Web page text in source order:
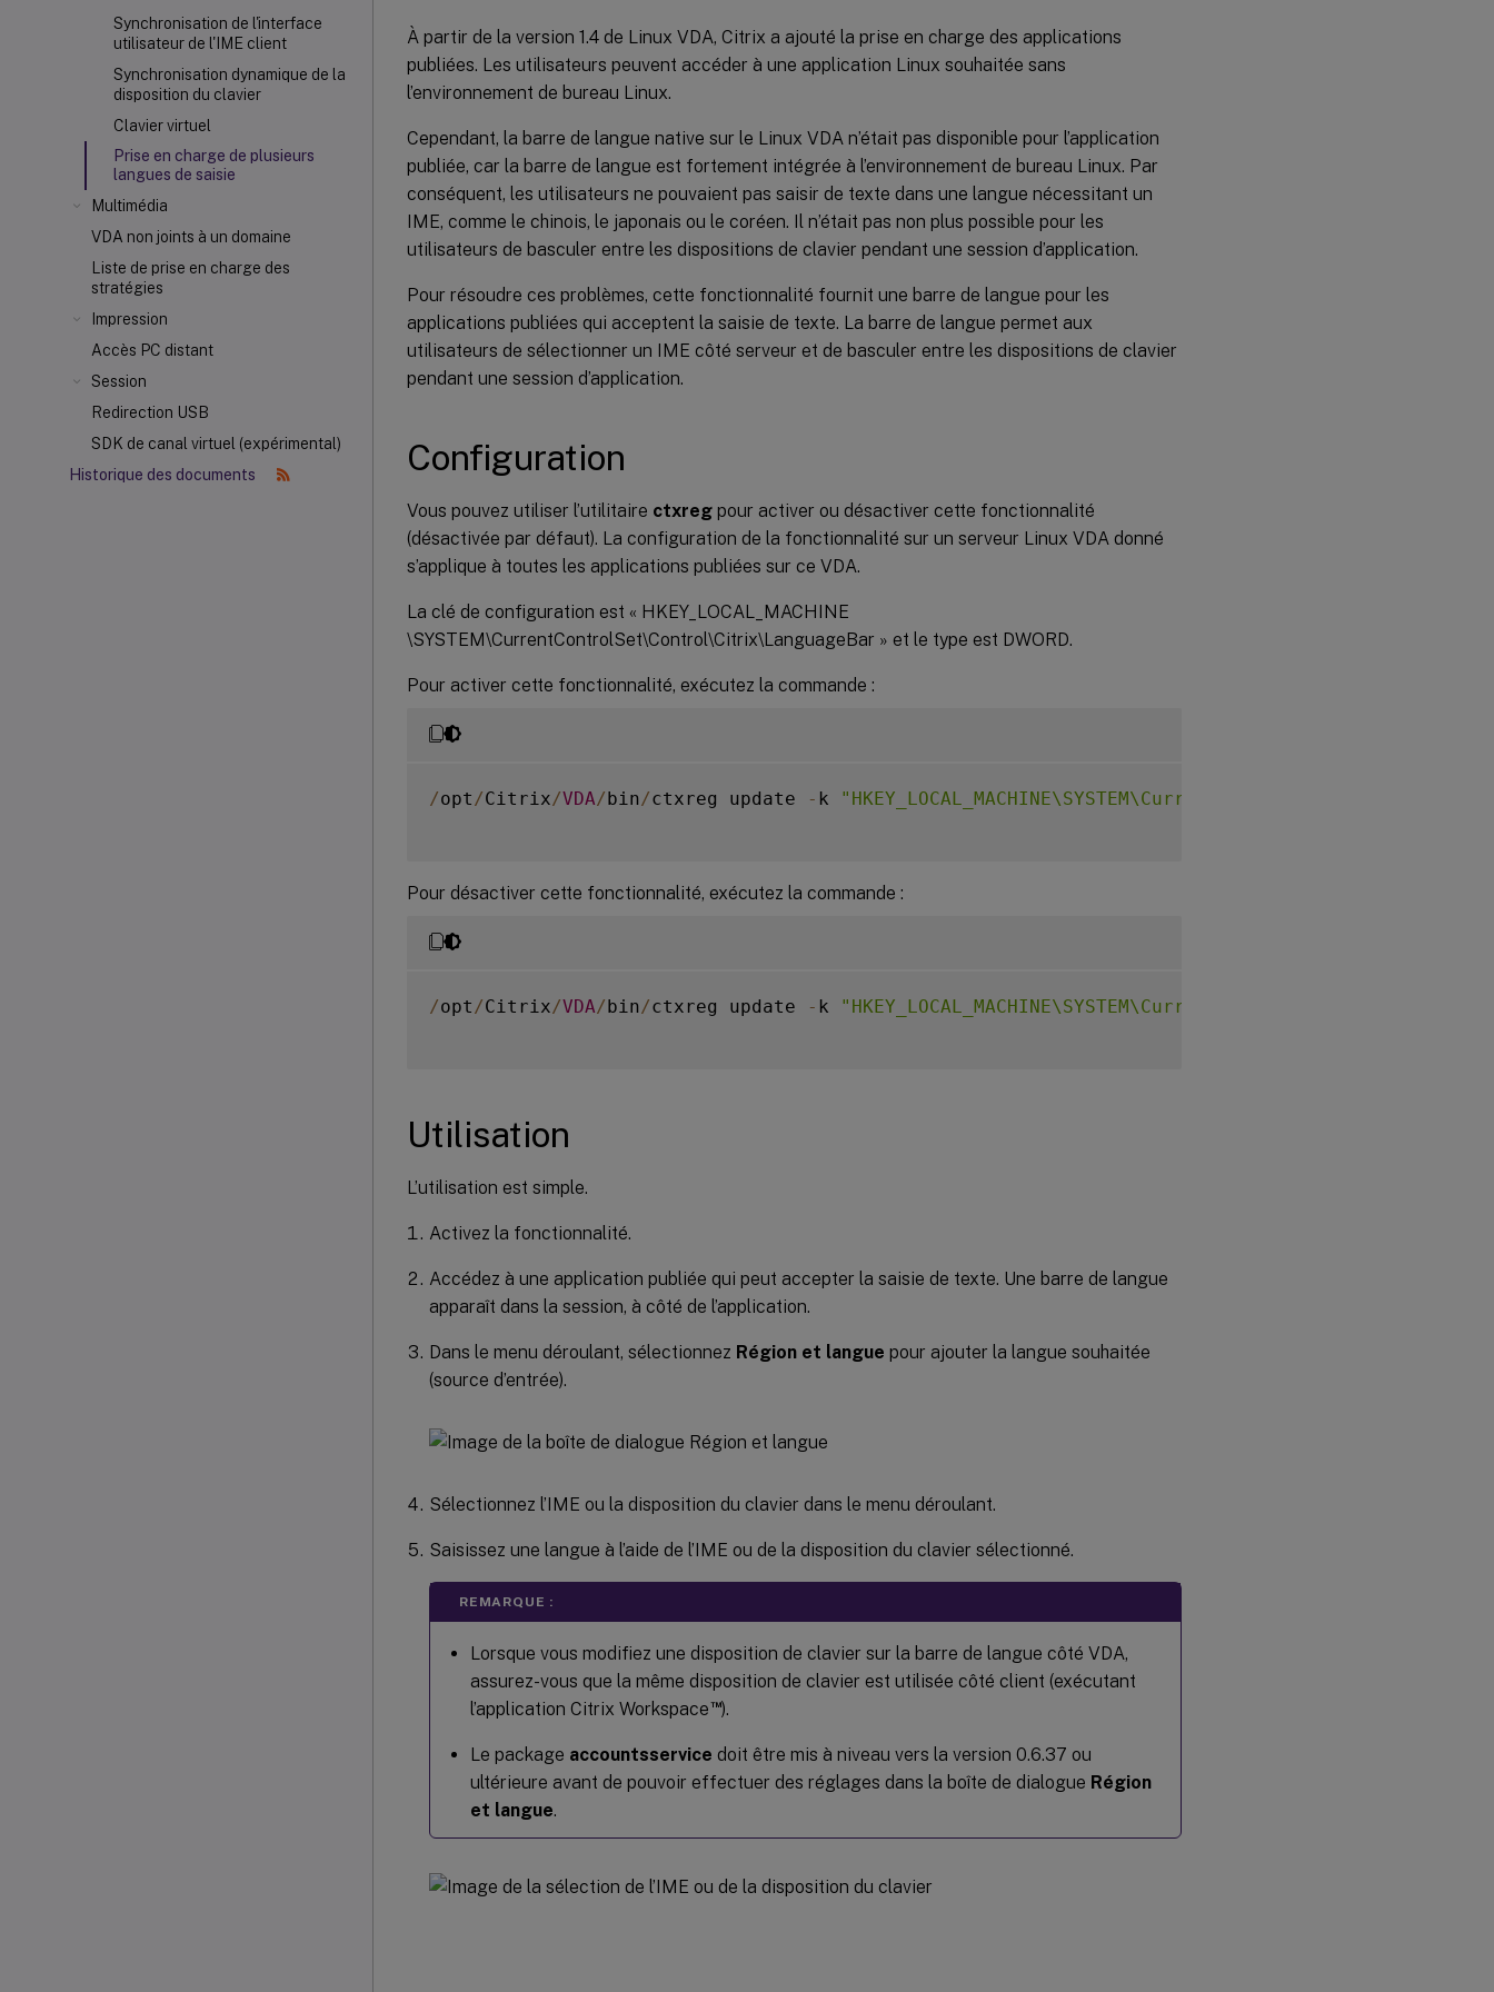
Synchronisation de l'interface
utilisateur de l'IME client
Synchronisation dynamique de la
disposition du clavier
Clavier virtuel
Prise en charge de plusieurs
langues de saisie
Multimédia
VDA non joints à un domaine
Liste de prise en charge des
stratégies
Impression
Accès PC distant
Session
Redirection USB
SDK de canal virtuel (expérimental)
Historique des documents
À partir de la version 1.4 de Linux VDA, Citrix a ajouté la prise en charge des applications
publiées. Les utilisateurs peuvent accéder à une application Linux souhaitée sans
l’environnement de bureau Linux.
Cependant, la barre de langue native sur le Linux VDA n’était pas disponible pour l’application
publiée, car la barre de langue est fortement intégrée à l’environnement de bureau Linux. Par
conséquent, les utilisateurs ne pouvaient pas saisir de texte dans une langue nécessitant un
IME, comme le chinois, le japonais ou le coréen. Il n’était pas non plus possible pour les
utilisateurs de basculer entre les dispositions de clavier pendant une session d’application.
Pour résoudre ces problèmes, cette fonctionnalité fournit une barre de langue pour les
applications publiées qui acceptent la saisie de texte. La barre de langue permet aux
utilisateurs de sélectionner un IME côté serveur et de basculer entre les dispositions de clavier
pendant une session d’application.
Configuration
Vous pouvez utiliser l’utilitaire ctxreg pour activer ou désactiver cette fonctionnalité
(désactivée par défaut). La configuration de la fonctionnalité sur un serveur Linux VDA donné
s’applique à toutes les applications publiées sur ce VDA.
La clé de configuration est « HKEY_LOCAL_MACHINE
\SYSTEM\CurrentControlSet\Control\Citrix\LanguageBar » et le type est DWORD.
Pour activer cette fonctionnalité, exécutez la commande :
/opt /Citrix/VDA/bin/ctxreg update - k
Pour désactiver cette fonctionnalité, exécutez la commande :
/opt /Citrix/VDA/bin/ctxreg update - k
Utilisation
L’utilisation est simple.
Activez la fonctionnalité.
Accédez à une application publiée qui peut accepter la saisie de texte. Une barre de langue
apparaît dans la session, à côté de l’application.
Dans le menu déroulant, sélectionnez Région et langue pour ajouter la langue souhaitée
(source d’entrée).
Sélectionnez l’IME ou la disposition du clavier dans le menu déroulant.
Saisissez une langue à l’aide de l’IME ou de la disposition du clavier sélectionné.
REMARQUE :
Lorsque vous modifiez une disposition de clavier sur la barre de langue côté VDA,
assurez-vous que la même disposition de clavier est utilisée côté client (exécutant
l’application Citrix Workspace™).
Le package accountsservice doit être mis à niveau vers la version 0.6.37 ou
ultérieure avant de pouvoir effectuer des réglages dans la boîte de dialogue Région
et langue.